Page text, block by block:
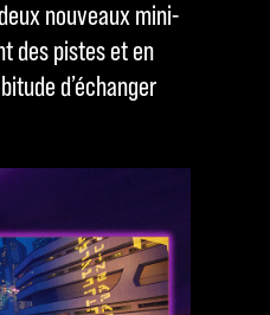
nouveaux mini-
des pistes et en
d’échanger